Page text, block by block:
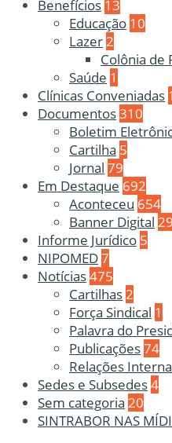
Benefícios 13
Educação 10
Lazer2
Colônia de
Saúde 1
Clínicas Conveniadas 1
Documentos310
Boletim
Cartilha 5
Jornal 79
Em Destaque 692
Aconteceu 654
Banner Digital
Informe Jurídico 5
NIPOMED7
Notícias475
Cartilhas2
Força Sindical 1
Palavra do
Publicações74
Relações
Sedes e Subsedes4
Sem categoria 20
SINTRABOR NAS